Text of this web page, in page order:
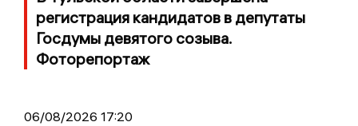
регистрация кандидатов в депутаты
Госдумы девятого созыва.
Фоторепортаж
06/08/2026 17:20